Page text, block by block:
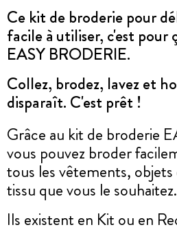
Ce kit de broderie pour
facile à utiliser, c'est pour
EASY BRODERIE.
Collez, brodez, lavez et
disparaît. C'est prêt !
Grâce au kit de broderie
vous pouvez broder
tous les vêtements, objets
tissu que vous le souhaitez.
Ils existent en Kit ou en